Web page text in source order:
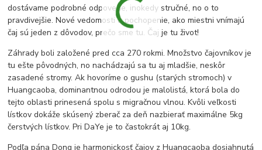
dostávame podrobné odpovede, inokedy stručné, no o to
pravdivejšie. Nové vedomosti a pochopenie, ako miestni vnímajú
čaj sú jeden z dôvodov, prečo sme tu. Čaj je tu život!
Záhrady boli založené pred cca 270 rokmi. Množstvo čajovníkov je
tu ešte pôvodných, no nachádzajú sa tu aj mladšie, neskôr
zasadené stromy. Ak hovoríme o gushu (starých stromoch) v
Huangcaoba, dominantnou odrodou je malolistá, ktorá bola do
tejto oblasti prinesená spolu s migračnou vlnou. Kvôli veľkosti
lístkov dokáže skúsený zberač za deň nazbierať maximálne 5kg
čerstvých lístkov. Pri DaYe je to častokrát aj 10kg.
Podľa pána Dong je harmonickosť čajov z Huangcaoba dosiahnutá